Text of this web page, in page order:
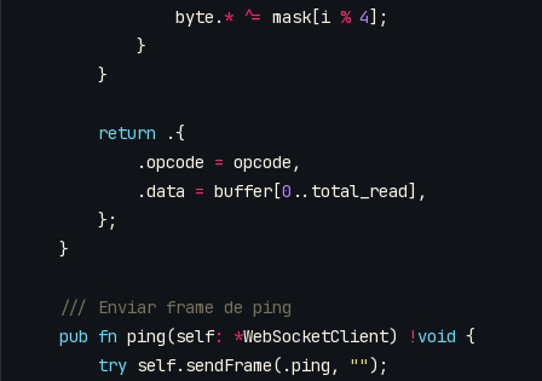
byte . * ^= mask [i % 4];
}
}
return
.{
.opcode = opcode ,
.data = buffer [0 .. total_read],
};
}
pub fn ping(self: *WebSocketClient) ! void {
try self. sendFrame(.ping , "");